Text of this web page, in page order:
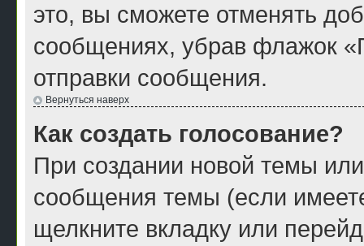
это, вы сможете отменять
сообщениях, убрав флажок
отправки сообщения.
Вернуться наверх
Как создать голосование?
При создании новой темы
сообщения темы (если
щелкните вкладку или